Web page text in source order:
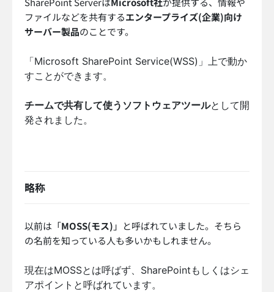
ファイルなどを共有するエンタープライズ(企業)向け
サーバー製品のことです。
「Microsoft SharePoint Service(WSS)」上で動か
すことができます。
チームで共有して使うソフトウェアツールとして開
発されました。
略称
以前は「MOSS(モス) 」と呼ばれていました。そちら
の名前を知っている人も多いかもしれません。
現在はMOSSとは呼ばず、SharePointもしくはシェ
アポイントと呼ばれています。